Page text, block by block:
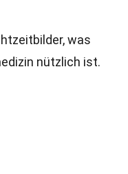
was
nützlich ist.